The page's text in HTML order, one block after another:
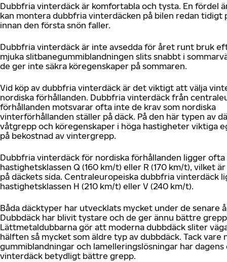
Dubbfria vinterdäck är komfortabla och tysta. En fördel
kan montera dubbfria vinterdäcken på bilen redan tidigt
innan den första snön faller.
Dubbfria vinterdäck är inte avsedda för året runt bruk
mjuka slitbanegummiblandningen slits snabbt i
de ger inte säkra köregenskaper på sommaren.
Vid köp av dubbfria vinterdäck är det viktigt att välja
nordiska förhållanden. Dubbfria vinterdäck från
förhållanden motsvarar ofta inte de krav som nordiska
vinterförhållanden ställer på däck. På den här typen av
våtgrepp och köregenskaper i höga hastigheter viktiga
på bekostnad av vintergrepp.
Dubbfria vinterdäck för nordiska förhållanden ligger ofta
hastighetsklassen Q (160 km/t) eller R (170 km/t), vilket
på däckets sida. Centraleuropeiska dubbfria vinterdäck
hastighetsklassen H (210 km/t) eller V (240 km/t).
Båda däcktyper har utvecklats mycket under de senare
Dubbdäck har blivit tystare och de ger ännu bättre
Lättmetaldubbarna gör att moderna dubbdäck sliter
hälften så mycket som äldre typ av dubbdäck. Tack vare
gummiblandningar och lamelleringslösningar har
vinterdäck betydligt bättre grepp.